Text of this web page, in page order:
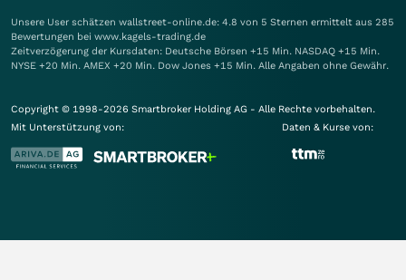
Unsere User schätzen wallstreet-online.de: 4.8 von 5 Sternen ermittelt aus 285
Bewertungen bei www.kagels-trading.de
Zeitverzögerung der Kursdaten: Deutsche Börsen +15 Min. NASDAQ +15 Min.
NYSE +20 Min. AMEX +20 Min. Dow Jones +15 Min. Alle Angaben ohne Gewähr.
Copyright © 1998-2026 Smartbroker Holding AG - Alle Rechte vorbehalten.
Mit Unterstützung von:
Daten & Kurse von: